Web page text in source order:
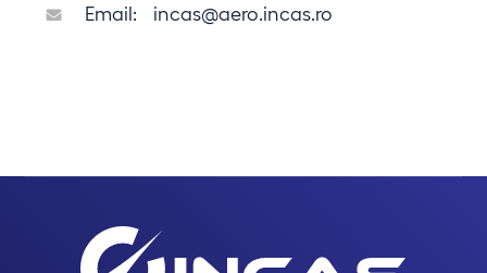
Email: incas@aero.incas.ro